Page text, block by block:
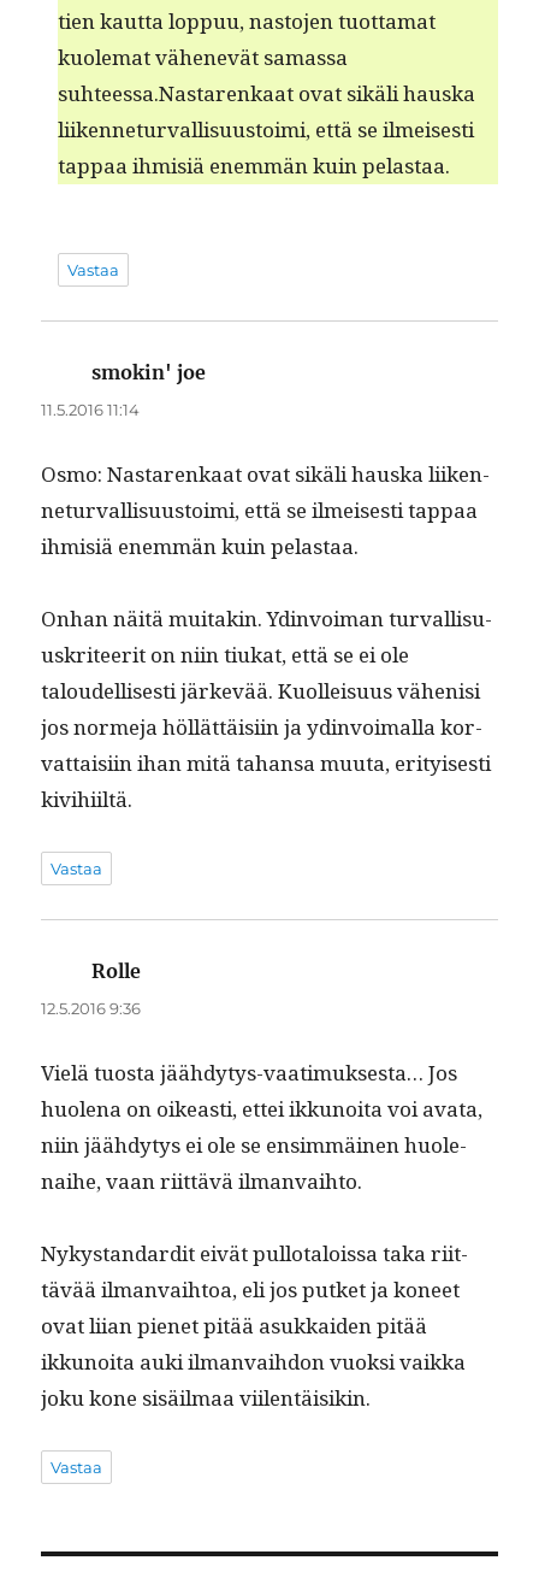
tien kaut­ta lop­puu, nas­to­jen tuot­ta­mat
kuolemat vähenevät samas­sa
suhteessa.Nastarenkaat ovat sikäli haus­ka
liiken­netur­val­lisu­us­toi­mi, että se ilmeis­es­ti
tap­paa ihmisiä enem­män kuin pelastaa.
Vastaa
smokin' joe
11.5.2016 11:14
Osmo: Nastarenkaat ovat sikäli haus­ka liiken­
netur­val­lisu­us­toi­mi, että se ilmeis­es­ti tap­paa
ihmisiä enem­män kuin pelastaa.
Onhan näitä muitakin. Ydin­voiman tur­val­lisu­
uskri­teer­it on niin tiukat, että se ei ole
taloudel­lis­es­ti järkevää. Kuolleisu­us vähenisi
jos norme­ja höl­lät­täisi­in ja ydin­voimal­la kor­
vat­taisi­in ihan mitä tahansa muu­ta, eri­tyis­es­ti
kivihiiltä.
Vastaa
Rolle
12.5.2016 9:36
Vielä tuos­ta jäähdy­tys-vaa­timuk­ses­ta… Jos
huole­na on oikeasti, ettei ikkunoi­ta voi ava­ta,
niin jäähdy­tys ei ole se ensim­mäi­nen huole­
nai­he, vaan riit­tävä ilmanvaihto.
Nyky­s­tan­dard­it eivät pul­lotalois­sa taka riit­
tävää ilman­vai­h­toa, eli jos putket ja koneet
ovat liian pienet pitää asukkaiden pitää
ikkunoi­ta auki ilman­vai­h­don vuok­si vaik­ka
joku kone sisäil­maa viilentäisikin.
Vastaa